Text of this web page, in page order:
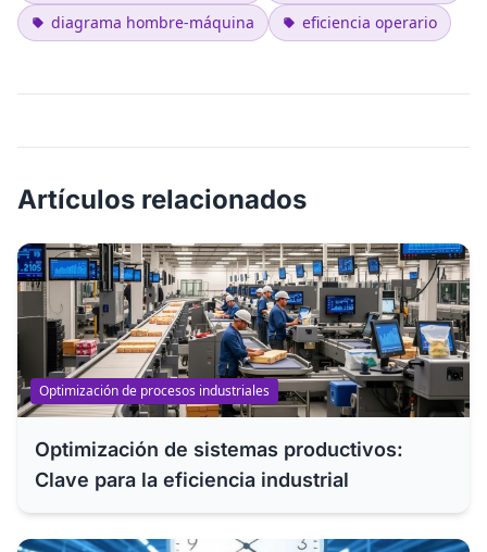
diagrama hombre-máquina
eficiencia operario
Artículos relacionados
Optimización de procesos industriales
Optimización de sistemas productivos:
Clave para la eficiencia industrial